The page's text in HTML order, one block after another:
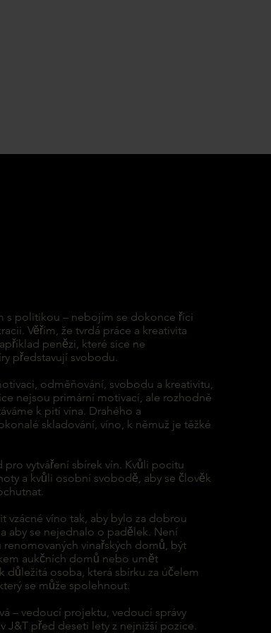
s politikou – nebojím se dokonce říci
Věřím, že tvrdá práce a kreativita
penězi, které sice ne
představují svobodu.
odměňování, svobodu a kreativitu,
nejsou primární motivací, ale rozhodně
k pití vína. Drahého a
skladování, víno, k němuž je těžké
vytváření sbírek vín. Kvůli pocitu
a kvůli osobní svobodě, aby se člověk
vzácné víno tak, aby bylo za dobrou
aby se nejednalo o padělek. Není
vinařských domů, být
aukčních domů nebo umět
osoba, která sbírku za účelem
se může spolehnout.
– vedoucí projektu, vedoucí správy
J&T před deseti lety z nejnižší pozice.